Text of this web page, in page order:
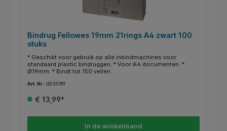
Bindrug Fellowes 19mm 21rings A4 zwart 100
stuks
* Geschikt voor gebruik op alle inbindmachines voor
standaard plastic bindruggen. * Voor A4 documenten. *
Ø19mm. * Bindt tot 150 vellen.
Art. Nr.: Q535781
€ 13,99*
In de winkelmand